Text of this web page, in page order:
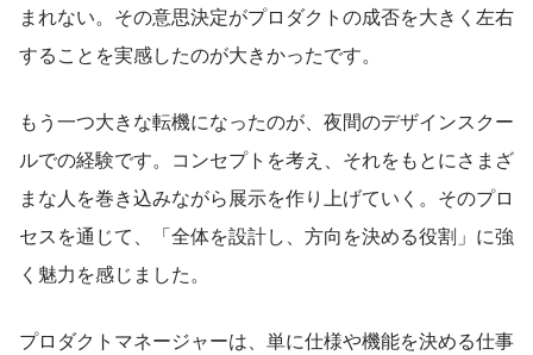
まれない。その意思決定がプロダクトの成否を大きく左右
することを実感したのが大きかったです。
もう一つ大きな転機になったのが、夜間のデザインスクー
ルでの経験です。コンセプトを考え、それをもとにさまざ
まな人を巻き込みながら展示を作り上げていく。そのプロ
セスを通じて、「全体を設計し、方向を決める役割」に強
く魅力を感じました。
プロダクトマネージャーは、単に仕様や機能を決める仕事